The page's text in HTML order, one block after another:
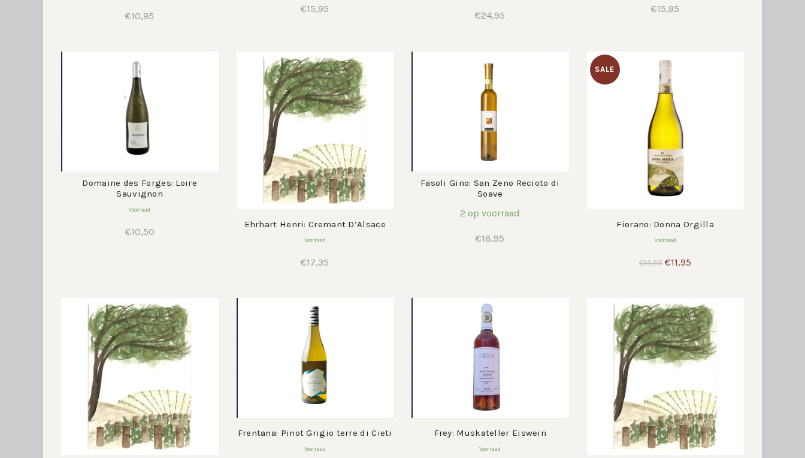
€10,95
€15,95
€24,95
€15,95
Domaine des Forges: Loire
Sauvignon
Voorraad
€10,50
Ehrhart Henri: Cremant D’Alsace
Voorraad
€17,35
Fasoli Gino: San Zeno Recioto di
Soave
2 op voorraad
€18,95
SALE
Fiorano: Donna Orgilla
Voorraad
€14,95 Oorspronkelijke
€11,95
Frentana: Pinot Grigio terre di Cieti
Voorraad
Frey: Muskateller Eiswein
Voorraad